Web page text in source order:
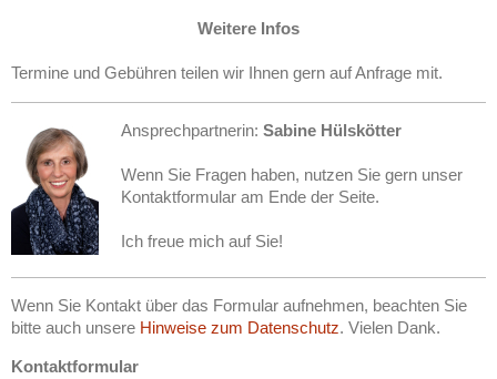
Weitere Infos
Termine und Gebühren teilen wir Ihnen gern auf Anfrage mit.
Ansprechpartnerin: Sabine Hülskötter
Wenn Sie Fragen haben, nutzen Sie gern unser
Kontaktformular am Ende der Seite.
Ich freue mich auf Sie!
Wenn Sie Kontakt über das Formular aufnehmen, beachten Sie
bitte auch unsere Hinweise zum Datenschutz. Vielen Dank.
Kontaktformular